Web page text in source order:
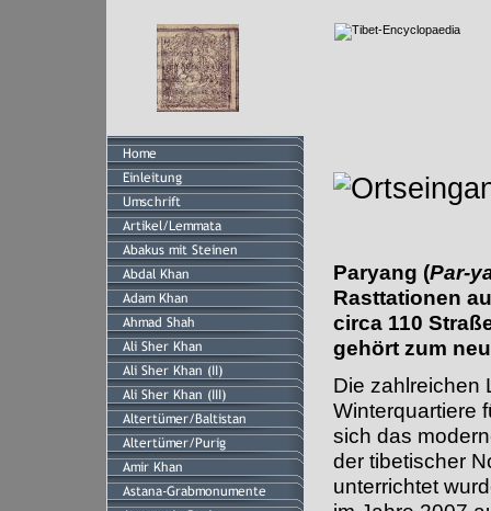
Paryang (Par-
Rasttationen
circa 110
gehört zum
Die zahlreichen
Winterquartiere
sich das
der tibetischer
unterrichtet